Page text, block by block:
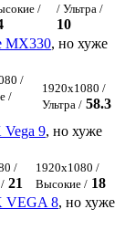
/
/ Ультра /
10
MX330, но хуже
/
/
1920x1080 /
Ультра / 58.3
9, но хуже
/
21
1920x1080 /
Высокие / 18
VEGA 8, но хуже